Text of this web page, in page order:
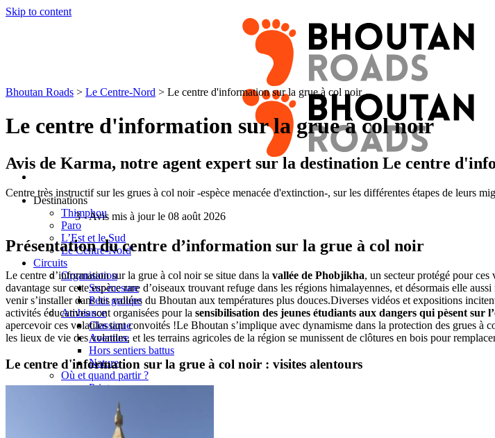
Skip to content
Destinations
Thimphou
Paro
L’Est et le Sud
Le Centre-Nord
Circuits
Organisation
Sur-mesure
Petit groupe
Ambiance
Classique
Aventure
Hors sentiers battus
Nature
Où et quand partir ?
Printemps
Automne
Bhoutan Roads > Le Centre-Nord > Le centre d'information sur la grue à col noir
Le centre d'information sur la grue à col noir
Avis de Karma, notre agent expert sur la destination Le centre
Centre très instructif sur les grues à col noir -espèce menacée d'extinction-, sur les différentes étapes de leurs
3- Avis mis à jour le 08 août 2026
Présentation du centre d’information sur la grue à col noir
Le centre d’information sur la grue à col noir se situe dans la vallée de Phobjikha, un secteur protégé pour ces
davantage sur cette espèce rare d’oiseaux trouvant refuge dans les régions himalayennes, et désormais elle
venir s’installer dans les vallées du Bhoutan aux températures plus douces.Diverses vidéos et expositions
activités éducatives sont organisées pour la sensibilisation des jeunes étudiants aux dangers qui pèsent sur
apercevoir ces volatiles tant convoités !Le Bhoutan s’implique avec dynamisme dans la protection des grues à
les lieux de vie des volatiles, et les terrains agricoles de la région se munissent de clôtures en bois pour
Le centre d'information sur la grue à col noir : visites alentours